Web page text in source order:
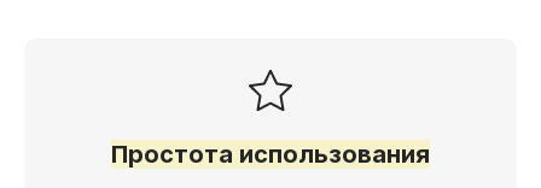
Простота использования